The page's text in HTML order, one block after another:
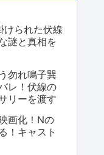
けられた伏線
謎と真相を
勿れ鳴子巽
レ！伏線の
リーを渡す
画化！Nの
！キャスト